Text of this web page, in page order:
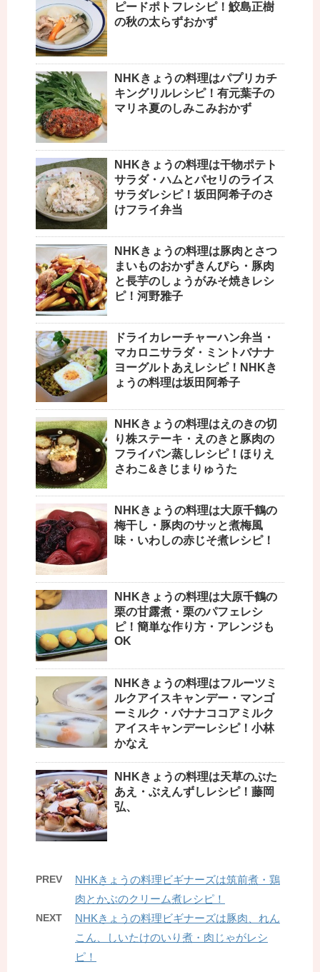
ピードポトフレシピ！鮫島正樹
の秋の太らずおかず
NHKきょうの料理はパプリカチ
キングリルレシピ！有元葉子の
マリネ夏のしみこみおかず
NHKきょうの料理は干物ポテト
サラダ・ハムとパセリのライス
サラダレシピ！坂田阿希子のさ
けフライ弁当
NHKきょうの料理は豚肉とさつ
まいものおかずきんぴら・豚肉
と長芋のしょうがみそ焼きレシ
ピ！河野雅子
ドライカレーチャーハン弁当・
マカロニサラダ・ミントバナナ
ヨーグルトあえレシピ！NHKき
ょうの料理は坂田阿希子
NHKきょうの料理はえのきの切
り株ステーキ・えのきと豚肉の
フライパン蒸しレシピ！ほりえ
さわこ&きじまりゅうた
NHKきょうの料理は大原千鶴の
梅干し・豚肉のサッと煮梅風
味・いわしの赤じそ煮レシピ！
NHKきょうの料理は大原千鶴の
栗の甘露煮・栗のパフェレシ
ピ！簡単な作り方・アレンジも
OK
NHKきょうの料理はフルーツミ
ルクアイスキャンデー・マンゴ
ーミルク・バナナココアミルク
アイスキャンデーレシピ！小林
かなえ
NHKきょうの料理は天草のぶた
あえ・ぶえんずしレシピ！藤岡
弘、
PREV
NHKきょうの料理ビギナーズは筑前煮・鶏
肉とかぶのクリーム煮レシピ！
NEXT
NHKきょうの料理ビギナーズは豚肉、れん
こん、しいたけのいり煮・肉じゃがレシ
ピ！